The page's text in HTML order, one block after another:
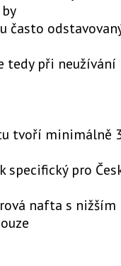
často
tedy při
tvoří minimálně
specifický pro
nafta s